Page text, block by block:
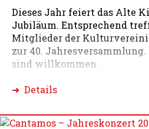
Dieses Jahr feiert das Alte
Jubiläum. Entsprechend
Mitglieder der
zur 40.
sind willkommen.
➜ Details